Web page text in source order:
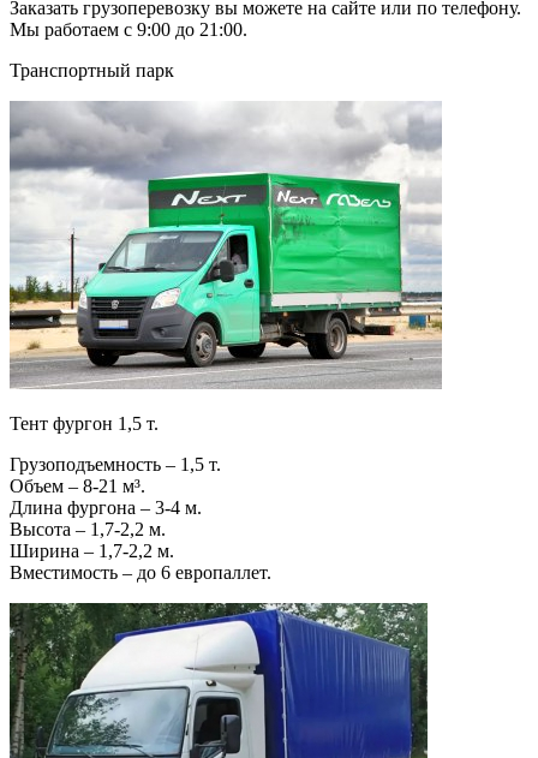
Заказать грузоперевозку вы можете на сайте или по телефону.
Мы работаем с 9:00 до 21:00.
Транспортный парк
Тент фургон 1,5 т.
Грузоподъемность – 1,5 т.
Объем – 8-21 м³.
Длина фургона – 3-4 м.
Высота – 1,7-2,2 м.
Ширина – 1,7-2,2 м.
Вместимость – до 6 европаллет.